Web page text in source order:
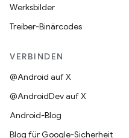
Werksbilder
Treiber-Binärcodes
VERBINDEN
@Android auf X
@AndroidDev auf X
Android-Blog
Blog für Google-Sicherheit